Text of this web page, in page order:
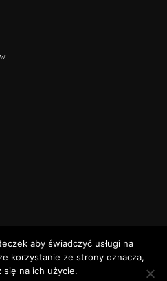
aby świadczyć usługi na
korzystanie ze strony oznacza,
się na ich użycie.